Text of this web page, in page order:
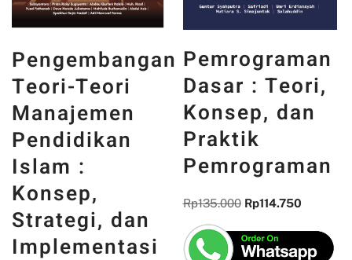
Pemrograman
Dasar : Teori,
Konsep, dan
Praktik
Pemrograman
Rp 135.000 Rp114.750
PANCASILA
DAN WAJAH
INDONESIA :
MEMORI,
PENGALAMAN,
DAN
REFLEKSI
KEBANGSAAN